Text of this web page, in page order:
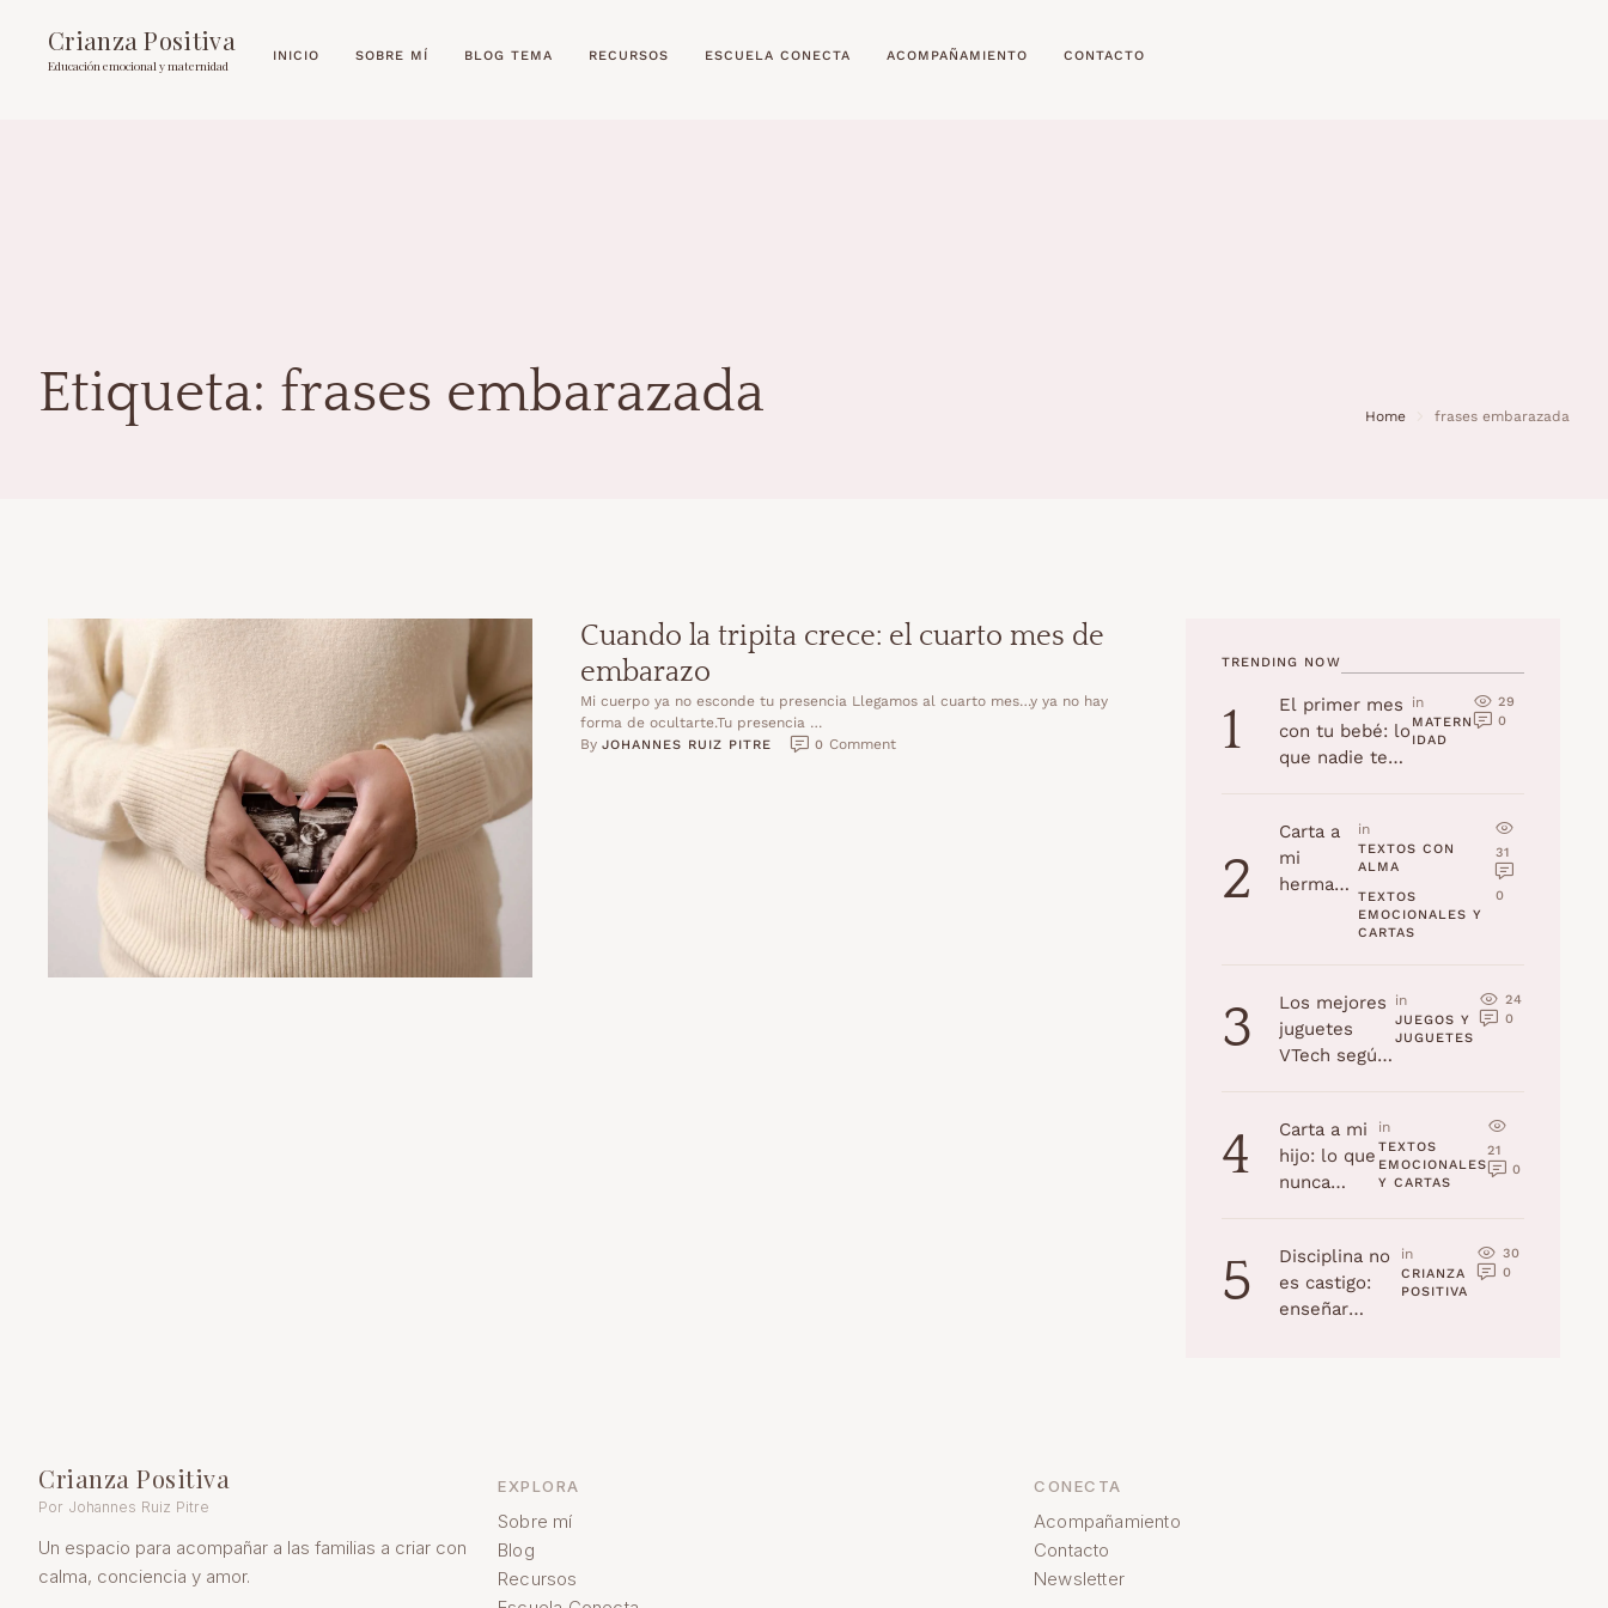
Crianza Positiva
Educación emocional y maternidad
INICIO SOBRE MÍ BLOG TEMA RECURSOS ESCUELA CONECTA ACOMPAÑAMIENTO CONTACTO
Etiqueta: frases embarazada Home frases embarazada
Cuando la tripita crece: el cuarto mes de
embarazo
Mi cuerpo ya no esconde tu presencia Llegamos al cuarto mes…y ya no hay
forma de ocultarte.Tu presencia …
By JOHANNES RUIZ PITRE 0 Comment
TRENDING NOW
1
El primer mes
con tu bebé: lo
que nadie te
in
MATERN
IDAD
29
0
2
Carta a
mi
hermana
in
TEXTOS CON
ALMA
TEXTOS
EMOCIONALES Y
CARTAS
31
0
3
Los mejores
juguetes
VTech según
2025)
in
JUEGOS Y
JUGUETES
24
0
4
Carta a mi
hijo: lo que
nunca
jamás
olvidaré
in
TEXTOS
EMOCIONALES
Y CARTAS
21
0
5
Disciplina no
es castigo:
enseñar
in
CRIANZA
POSITIVA
30
0
Crianza Positiva
Por Johannes Ruiz Pitre
Un espacio para acompañar a las familias a criar con
calma, conciencia y amor.
EXPLORA
Sobre mí
Blog
Recursos
CONECTA
Acompañamiento
Contacto
Newsletter